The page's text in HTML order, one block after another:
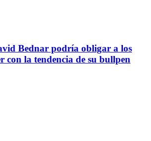
Bednar podría obligar a los
con la tendencia de su bullpen